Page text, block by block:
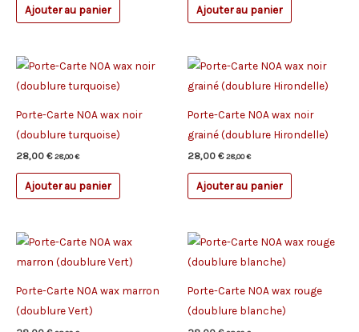
Ajouter au panier Ajouter au panier
Porte-Carte NOA wax noir
(doublure turquoise)
28,00 € 28,00€
Ajouter au panier
Porte-Carte NOA wax noir
grainé (doublure Hirondelle)
28,00 € 28,00€
Ajouter au panier
Porte-Carte NOA wax marron
(doublure Vert)
Porte-Carte NOA wax rouge
(doublure blanche)